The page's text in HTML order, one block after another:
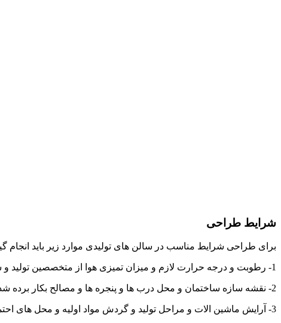
شرایط طراحی
برای طراحی شرایط مناسب در سالن های تولیدی موارد زیر باید انجام
1- رطوبت و درجه حرارت لازم و میزان تمیزی هوا از متخصصین تولید و سازندگان ماشین آلات مربوطه استعلام گردد.
2- نقشه سازه ساختمان و محل درب ها و پنجره ها و مصالح بکار برده شده در کف و دیوار و سقف و … اخذ گردد.
3- آرایش ماشین الات و مراحل تولید و گردش مواد اولیه و محل های احتمالی ایستگاه های تهویه و یا یونیت های تهویه مشخص گردند.